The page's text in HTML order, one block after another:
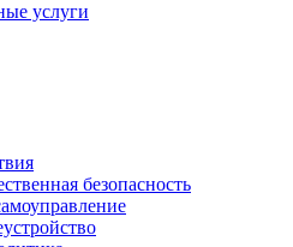
услуги
безопасность